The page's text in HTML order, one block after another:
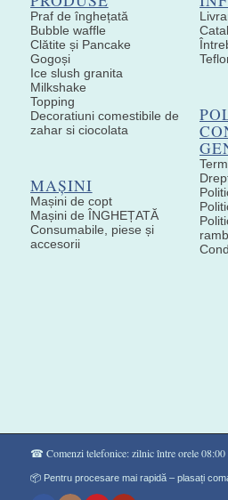
Praf de înghețată
Bubble waffle
Clătite și Pancake
Gogoși
Ice slush granita
Milkshake
Topping
Decoratiuni comestibile de
zahar si ciocolata
MAȘINI
Mașini de copt
Mașini de ÎNGHEȚATĂ
Consumabile, piese și
accesorii
☎ Comenzi telefonice: zilnic între orele 08:00
📦 Pentru procesare mai rapidă – plasați